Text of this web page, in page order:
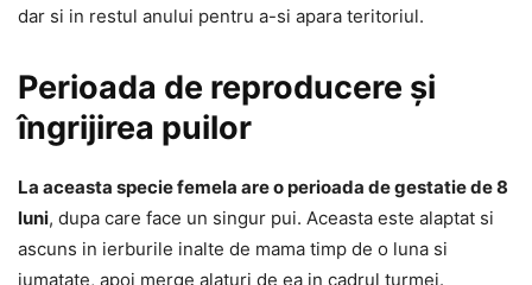
dar si in restul anului pentru a-si apara teritoriul.
Perioada de reproducere și
îngrijirea puilor
La aceasta specie femela are o perioada de gestatie de 8
luni, dupa care face un singur pui. Aceasta este alaptat si
ascuns in ierburile inalte de mama timp de o luna si
jumatate, apoi merge alaturi de ea in cadrul turmei.